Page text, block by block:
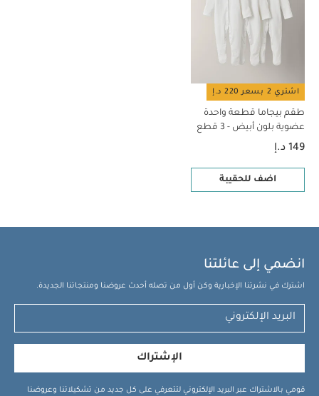
اشتري 2 بسعر 220 د.إ
طقم بيجاما قطعة واحدة
عضوية بلون أبيض - 3 قطع
149 د.إ
اضف للحقيبة
انضمي إلى عائلتنا
اشترك في نشرتنا الإخبارية وكن أول من تصله أحدث عروضنا ومنتجاتنا الجديدة.
الإشتراك
قومي بالاشتراك عبر البريد الإلكتروني لتتعرفي على كل جديد من تشكيلاتنا وعروضنا